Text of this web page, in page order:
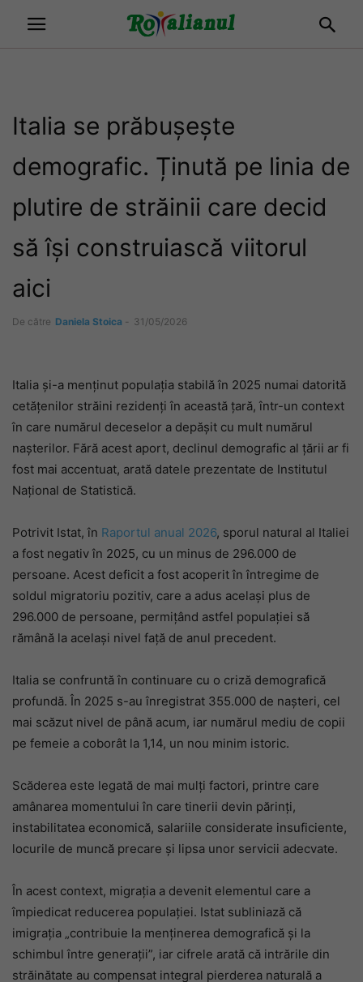
Italia se prăbușește
demografic. Ținută pe linia de
plutire de străinii care decid
să își construiască viitorul
aici
De către Daniela Stoica - 31/05/2026
Italia și-a menținut populația stabilă în 2025 numai datorită
cetățenilor străini rezidenți în această țară, într-un context
în care numărul deceselor a depășit cu mult numărul
nașterilor. Fără acest aport, declinul demografic al țării ar fi
fost mai accentuat, arată datele prezentate de Institutul
Național de Statistică.
Potrivit Istat, în Raportul anual 2026, sporul natural al Italiei
a fost negativ în 2025, cu un minus de 296.000 de
persoane. Acest deficit a fost acoperit în întregime de
soldul migratoriu pozitiv, care a adus același plus de
296.000 de persoane, permițând astfel populației să
rămână la același nivel față de anul precedent.
Italia se confruntă în continuare cu o criză demografică
profundă. În 2025 s-au înregistrat 355.000 de nașteri, cel
mai scăzut nivel de până acum, iar numărul mediu de copii
pe femeie a coborât la 1,14, un nou minim istoric.
Scăderea este legată de mai mulți factori, printre care
amânarea momentului în care tinerii devin părinți,
instabilitatea economică, salariile considerate insuficiente,
locurile de muncă precare și lipsa unor servicii adecvate.
În acest context, migrația a devenit elementul care a
împiedicat reducerea populației. Istat subliniază că
imigrația „contribuie la menținerea demografică și la
schimbul între generații”, iar cifrele arată că intrările din
străinătate au compensat integral pierderea naturală a